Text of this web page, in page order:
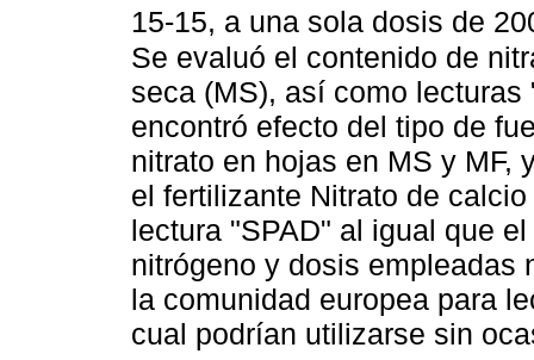
15-15, a una sola dosis de
Se evaluó el contenido de
seca (MS), así como
encontró efecto del tipo de
nitrato en hojas en MS y MF,
el fertilizante Nitrato de
lectura "SPAD" al igual que
nitrógeno y dosis empleadas
la comu­nidad europea para
cual podrían utilizarse sin